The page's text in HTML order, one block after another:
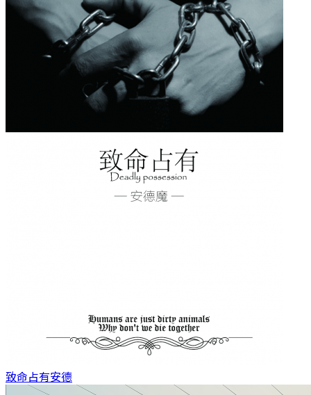
致命占有安德